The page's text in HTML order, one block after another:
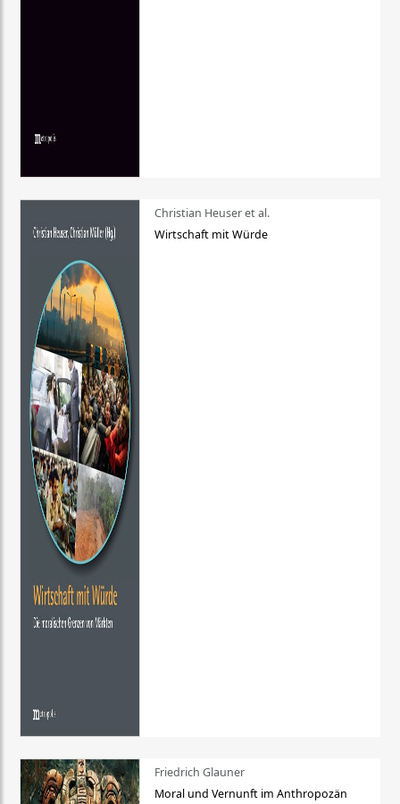
Christian Heuser et al.
Wirtschaft mit Würde
Friedrich Glauner
Moral und Vernunft im Anthropozän